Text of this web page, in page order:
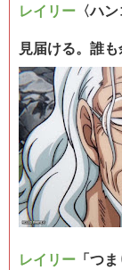
レイリー 〈ハ
見届ける。誰
レイリー 「つ